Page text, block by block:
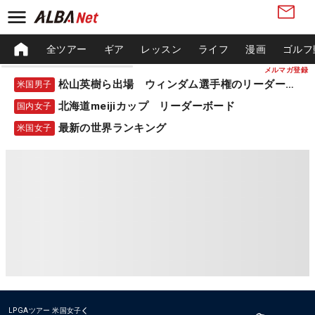
メルマガ登録
全ツアー ギア レッスン ライフ 漫画 ゴル
米国男子 松山英樹ら出場 ウィンダム選手権のリーダーボード
国内女子 北海道meijiカップ リーダーボード
米国女子 最新の世界ランキング
LPGAツアー 米国女子